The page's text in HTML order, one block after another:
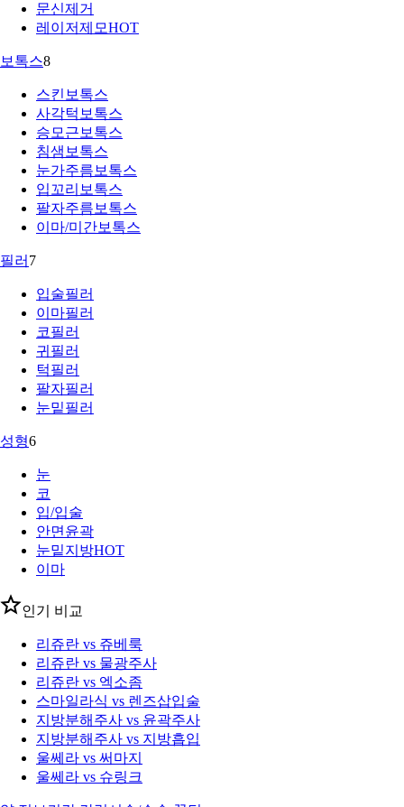
문신제거
레이저제모HOT
보톡스8
스킨보톡스
사각턱보톡스
승모근보톡스
침샘보톡스
눈가주름보톡스
입꼬리보톡스
팔자주름보톡스
이마/미간보톡스
필러 7
입술필러
이마필러
코필러
귀필러
턱필러
팔자필러
눈밑필러
성형6
눈
코
입/입술
안면윤곽
눈밑지방HOT
이마
인기 비교
리쥬란 vs 쥬베룩
리쥬란 vs 물광주사
리쥬란 vs 엑소좀
스마일라식 vs 렌즈삽입술
지방분해주사 vs 윤곽주사
지방분해주사 vs 지방흡입
울쎄라 vs 써마지
울쎄라 vs 슈링크